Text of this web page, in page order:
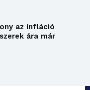
az infláció
ára már